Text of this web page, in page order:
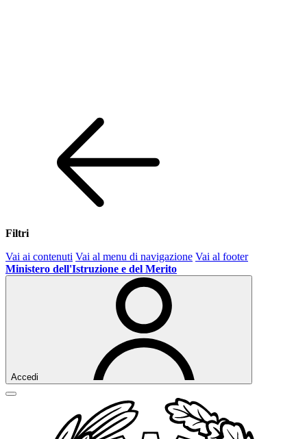
Filtri
Vai ai contenuti Vai al menu di navigazione Vai al footer
Ministero dell'Istruzione e del Merito
Accedi